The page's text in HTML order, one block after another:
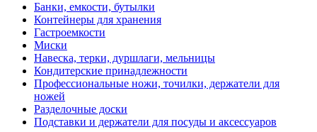
Банки, емкости, бутылки
Контейнеры для хранения
Гастроемкости
Миски
Навеска, терки, дуршлаги, мельницы
Кондитерские принадлежности
Профессиональные ножи, точилки, держатели для
ножей
Разделочные доски
Подставки и держатели для посуды и аксессуаров